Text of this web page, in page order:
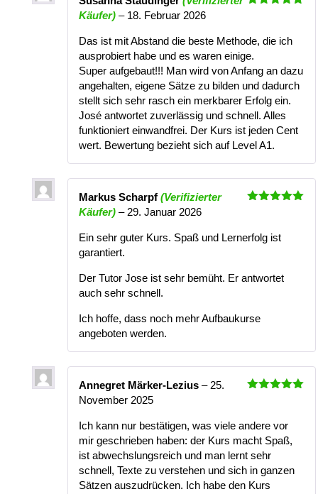
5
Käufer) – 18. Februar 2026
Das ist mit Abstand die beste Methode, die ich
ausprobiert habe und es waren einige.
Super aufgebaut!!! Man wird von Anfang an dazu
angehalten, eigene Sätze zu bilden und dadurch
stellt sich sehr rasch ein merkbarer Erfolg ein.
José antwortet zuverlässig und schnell. Alles
funktioniert einwandfrei. Der Kurs ist jeden Cent
wert. Bewertung bezieht sich auf Level A1.
5
Markus Scharpf (Verifizierter
Käufer) – 29. Januar 2026
Ein sehr guter Kurs. Spaß und Lernerfolg ist
garantiert.
Der Tutor Jose ist sehr bemüht. Er antwortet
auch sehr schnell.
Ich hoffe, dass noch mehr Aufbaukurse
angeboten werden.
Annegret Märker-Lezius – 25.
November 2025
Ich kann nur bestätigen, was viele andere vor
mir geschrieben haben: der Kurs macht Spaß,
ist abwechslungsreich und man lernt sehr
schnell, Texte zu verstehen und sich in ganzen
Sätzen auszudrücken. Ich habe den Kurs